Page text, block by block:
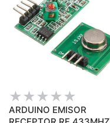
ARDUINO EMISOR